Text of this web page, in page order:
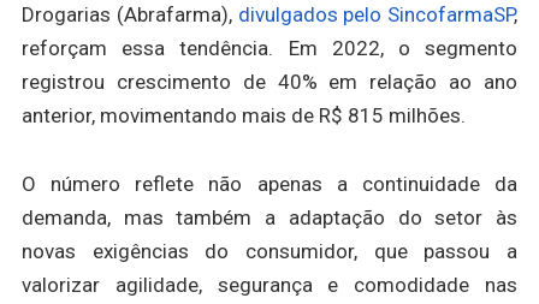
Drogarias (Abrafarma), divulgados pelo SincofarmaSP,
reforçam essa tendência. Em 2022, o segmento
registrou crescimento de 40% em relação ao ano
anterior, movimentando mais de R$ 815 milhões.
O número reflete não apenas a continuidade da
demanda, mas também a adaptação do setor às
novas exigências do consumidor, que passou a
valorizar agilidade, segurança e comodidade nas